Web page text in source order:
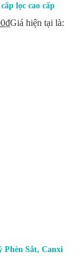
lọc cao cấp
₫Giá hiện tại là:
Phèn Sắt, Canxi